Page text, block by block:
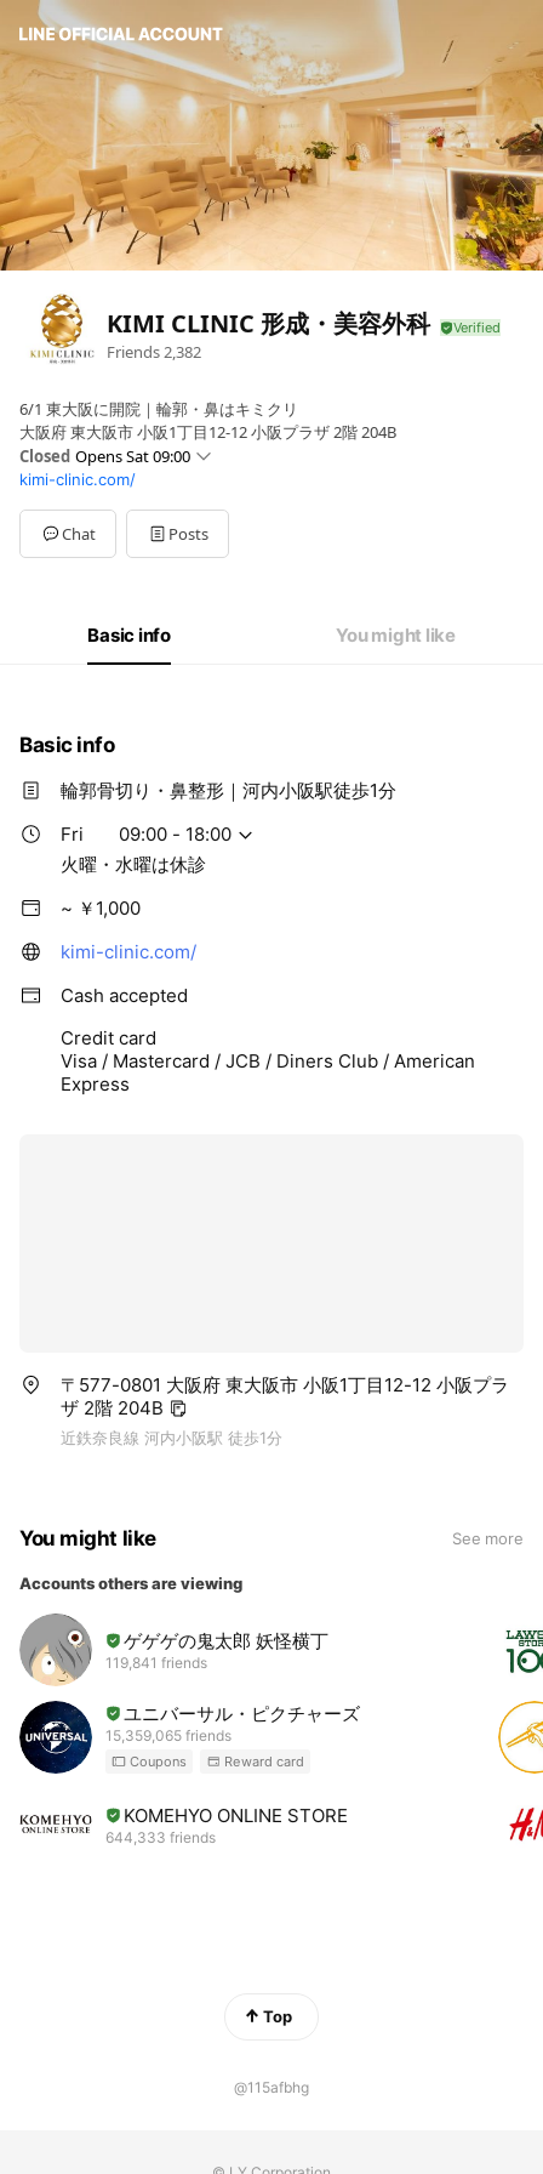
KIMI CLINIC 形成・美容外科
Friends2,382
6/1 東大阪に開院｜輪郭・鼻はキミクリ
大阪府 東大阪市 小阪1丁目12-12 小阪プラザ 2階 204B
Closed Opens Sat 09:00
Sun09:00 - 18:00
Mon09:00 - 18:00
TueClosed
WedClosed
09:00 - 18:00
火曜・水曜は休診
kimi-clinic.com/
Chat Posts
Basic info You might like
Basic info
輪郭骨切り・鼻整形｜河内小阪駅徒歩1分
Fri
09:00 - 18:00
火曜・水曜は休診
~ ￥1,000
kimi-clinic.com/
Cash accepted
Credit card
Visa / Mastercard / JCB / Diners Club / American
Express
〒577-0801 大阪府 東大阪市 小阪1丁目12-12 小阪プラ
ザ 2階 204B
近鉄奈良線 河内小阪駅 徒歩1分
You might like See more
Accounts others are viewing
ゲゲゲの鬼太郎 妖怪横丁
119,841 friends
ユニバーサル・ピクチャーズ
15,359,065 friends
Coupons Reward card
KOMEHYO ONLINE STORE
644,333 friends
Top
@115afbhg